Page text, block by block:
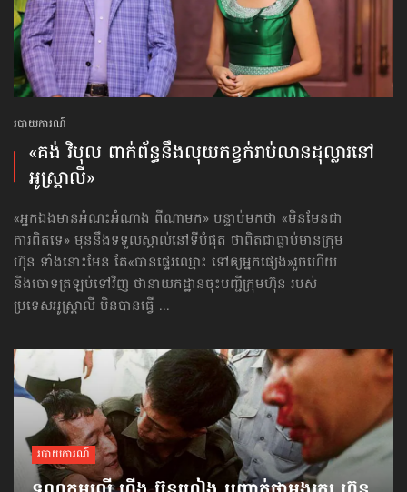
របាយការណ៍
«គង់ វិបុល ពាក់​ព័ន្ធ​នឹង​លុយ​កខ្វក់​រាប់​លាន​ដុល្លារ​នៅ​
អូស្ត្រាលី»
«អ្នកឯងមានអំណះអំណាង ពីណាមក» បន្ទាប់មកថា «មិនមែនជា
ការពិតទេ» មុននឹងទទួលស្គាល់នៅទីបំផុត ថាពិតជាធ្លាប់មានក្រុម
ហ៊ុន ទាំងនោះមែន តែ«បានផ្ទេរឈ្មោះ ទៅឲ្យអ្នកផ្សេង»រួចហើយ
និងចោទត្រឡប់ទៅវិញ ថានាយកដ្ឋានចុះបញ្ជីក្រុមហ៊ុន របស់
ប្រទេសអូស្ត្រាលី មិនបានធ្វើ ...
របាយការណ៍